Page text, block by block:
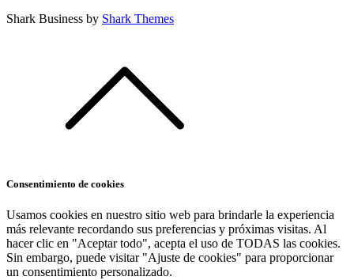
Shark Business by Shark Themes
Consentimiento de cookies
Usamos cookies en nuestro sitio web para brindarle la experiencia
más relevante recordando sus preferencias y próximas visitas. Al
hacer clic en "Aceptar todo", acepta el uso de TODAS las cookies.
Sin embargo, puede visitar "Ajuste de cookies" para proporcionar
un consentimiento personalizado.